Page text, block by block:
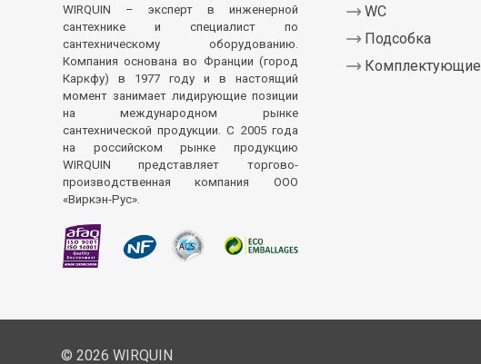
WIRQUIN – эксперт в инженерной
сантехнике и специалист по
сантехническому оборудованию.
Компания основана во Франции (город
Каркфу) в 1977 году и в настоящий
момент занимает лидирующие позиции
на международном рынке
сантехнической продукции. С 2005 года
на российском рынке продукцию
WIRQUIN представляет торгово-
производственная компания ООО
«Виркэн-Рус».
WC
Подсобка
Комплектующие
© 2026 WIRQUIN